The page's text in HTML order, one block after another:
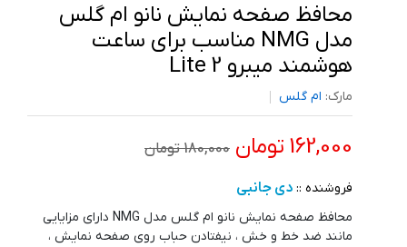
محافظ صفحه نمایش نانو ام گلس
مدل NMG مناسب برای ساعت
هوشمند میبرو Lite 2
مارک: ام گلس
162,000 تومان 180,000 تومان
فروشنده :: دی جانبی
محافظ صفحه نمایش نانو ام گلس مدل NMG دارای مزایایی
مانند ضد خط و خش ، نیفتادن حباب روی صفحه نمایش ،